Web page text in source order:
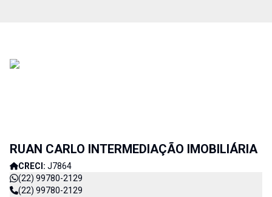
RUAN CARLO INTERMEDIAÇÃO IMOBILIÁRIA
CRECI: J7864
(22) 99780-2129
(22) 99780-2129